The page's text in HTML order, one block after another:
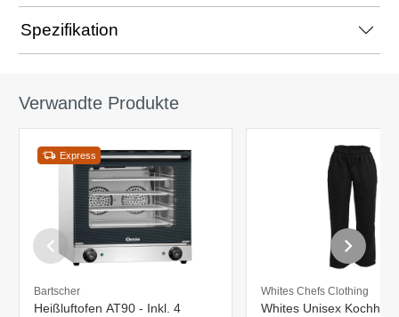
Spezifikation
Verwandte Produkte
Express
Bartscher
Heißluftofen AT90 - Inkl. 4
Whites Chefs Clothing
Whites Unisex